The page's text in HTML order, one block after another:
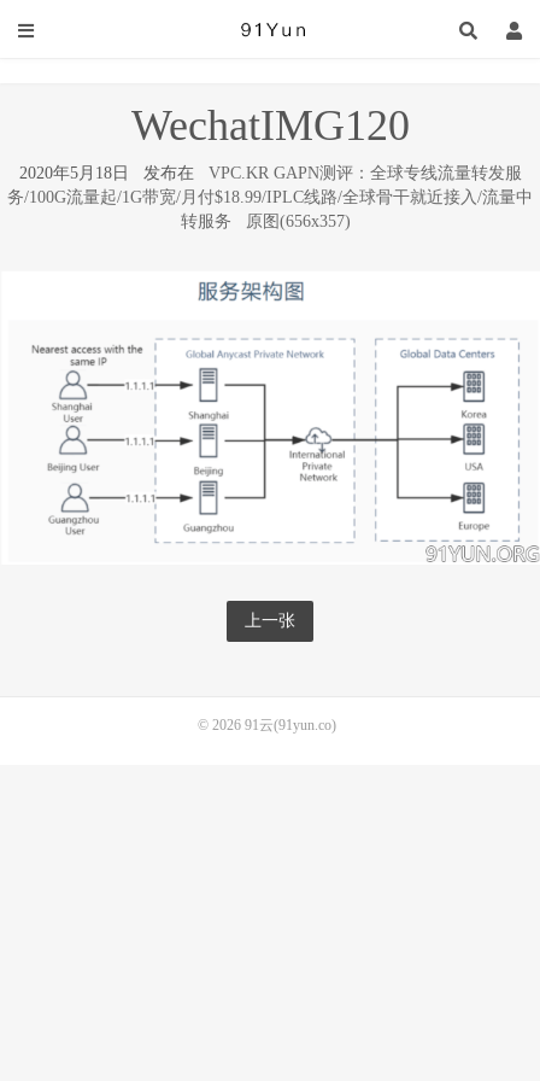
WechatIMG120
2020年5月18日 发布在 VPC.KR GAPN测评：全球专线流量转发服
务/100G流量起/1G带宽/月付$18.99/IPLC线路/全球骨干就近接入/流量中
转服务
原图(656x357)
上一张
© 2026 91云(91yun.co)